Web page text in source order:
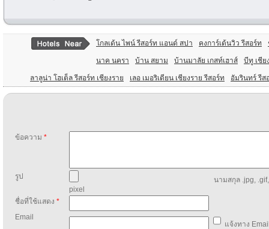
โกลเด้น ไพน์ รีสอร์ท แอนด์ สปา คงการ์เด้นวิว รีสอร์ท
นาค นครา บ้าน สยาม บ้านมาลัย เกสท์เฮาส์ บีทู เชีย
ลาลูน่า โฮเต็ล รีสอร์ท เชียงราย เลอ เมอริเดียน เชียงราย รีสอร์ท อัมรินทร์ รีส
ข้อความ *
รูป
นามสกุล .jpg,
pixel
ชื่อที่ใช้แสดง *
Email
แจ้งทาง